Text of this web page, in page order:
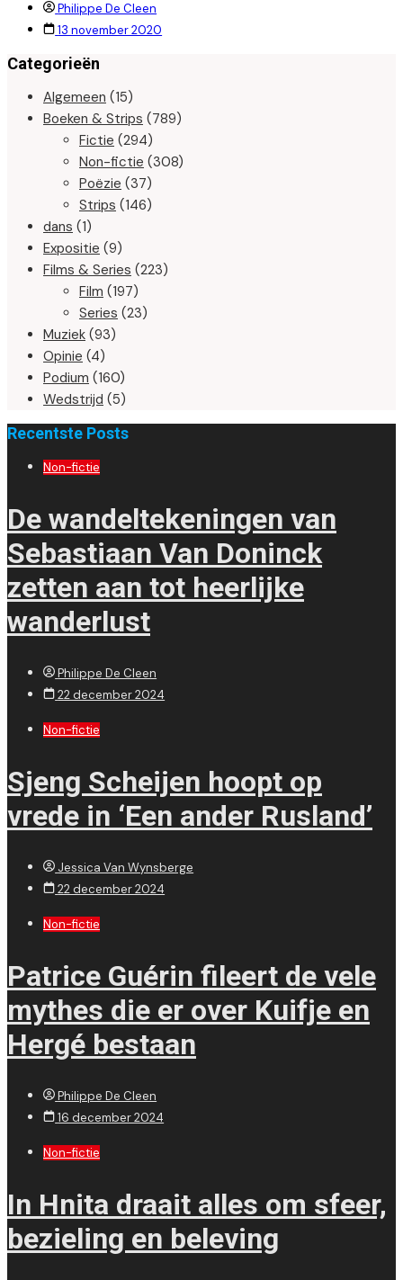
Philippe De Cleen
13 november 2020
Categorieën
Algemeen (15)
Boeken & Strips (789)
Fictie (294)
Non-fictie (308)
Poëzie (37)
Strips (146)
dans (1)
Expositie (9)
Films & Series (223)
Film (197)
Series (23)
Muziek (93)
Opinie (4)
Podium (160)
Wedstrijd (5)
Recentste Posts
Non-fictie
De wandeltekeningen van
Sebastiaan Van Doninck
zetten aan tot heerlijke
wanderlust
Philippe De Cleen
22 december 2024
Non-fictie
Sjeng Scheijen hoopt op
vrede in ‘Een ander Rusland’
Jessica Van Wynsberge
22 december 2024
Non-fictie
Patrice Guérin fileert de vele
mythes die er over Kuifje en
Hergé bestaan
Philippe De Cleen
16 december 2024
Non-fictie
In Hnita draait alles om sfeer,
bezieling en beleving